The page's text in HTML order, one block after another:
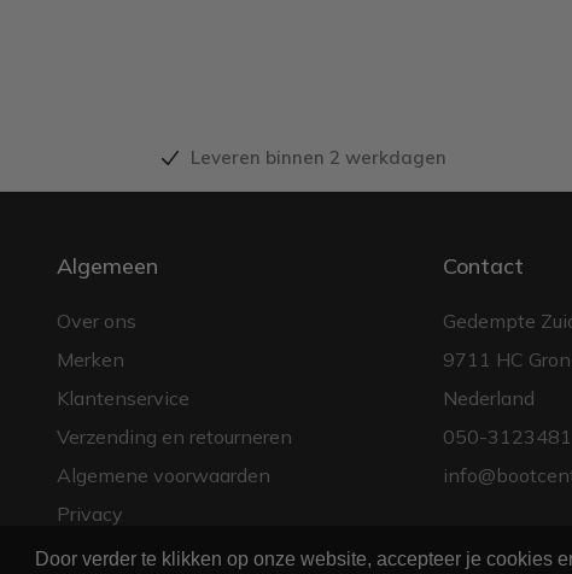
Door verder te klikken op onze website, accepteer je
Leveren binnen 2 werkdagen
Algemeen
Over ons
Merken
Klantenservice
Verzending en retourneren
Algemene voorwaarden
Privacy
Contact
Gedempte
9711 HC
Nederland
050-3123481